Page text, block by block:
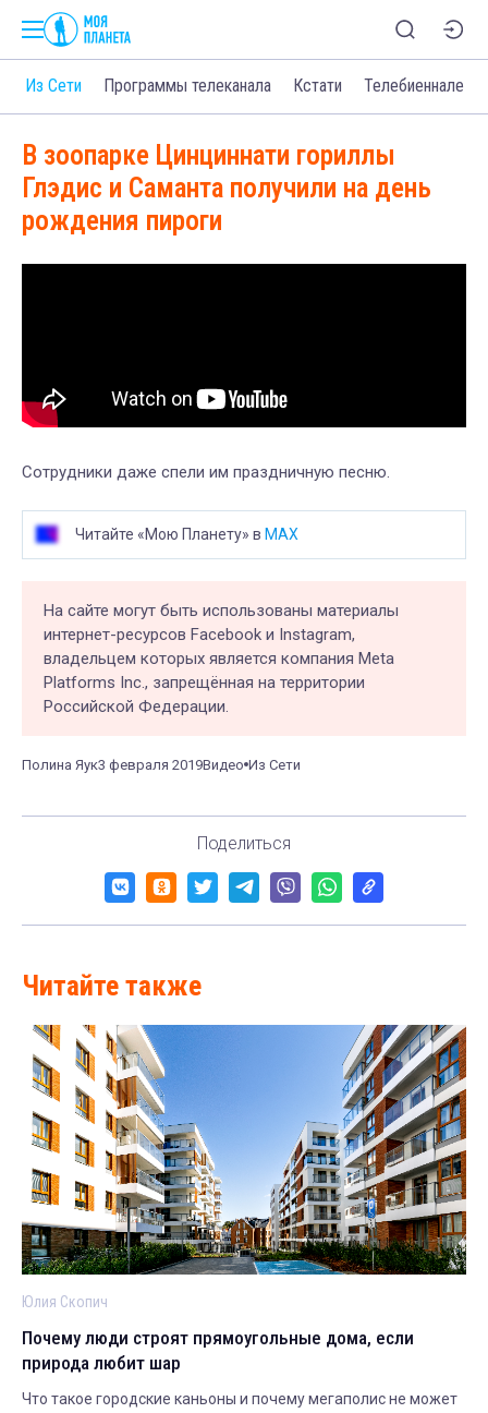
Из Сети Программы телеканала Кстати Телебиеннале
В зоопарке Цинциннати гориллы
Глэдис и Саманта получили на день
рождения пироги
Сотрудники даже спели им праздничную песню.
Читайте «Мою Планету» в MAX
На сайте могут быть использованы материалы
интернет-ресурсов Facebook и Instagram,
владельцем которых является компания Meta
Platforms Inc., запрещённая на территории
Российской Федерации.
Полина Яук3 февраля 2019Видео Из Сети
Поделиться
Читайте также
Юлия Скопич
Почему люди строят прямоугольные дома, если
природа любит шар
Что такое городские каньоны и почему мегаполис не может